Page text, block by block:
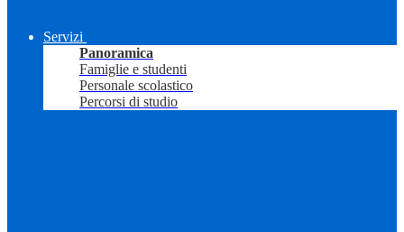
Servizi
Panoramica
Famiglie e studenti
Personale scolastico
Percorsi di studio